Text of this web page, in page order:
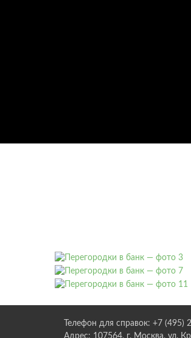
Телефон для справок: +7 (495)
Адрес: 107564, г. Москва, ул.